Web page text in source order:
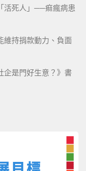
活死人」──痲瘋病患
維持捐款動力、負面
企是門好生意？》書